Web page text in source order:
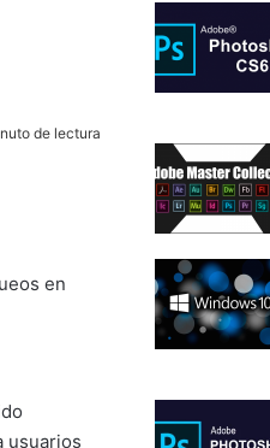
de lectura
en
usuarios